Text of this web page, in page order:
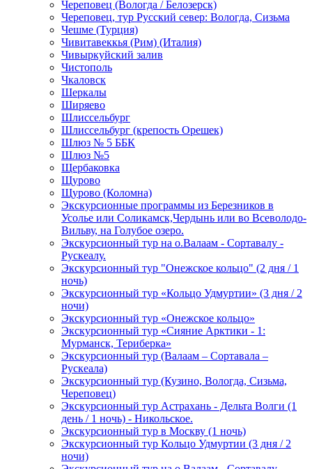
Череповец (Вологда / Белозерск)
Череповец, тур Русский север: Вологда, Сизьма
Чешме (Турция)
Чивитавеккья (Рим) (Италия)
Чивыркуйский залив
Чистополь
Чкаловск
Шеркалы
Ширяево
Шлиссельбург
Шлиссельбург (крепость Орешек)
Шлюз № 5 ББК
Шлюз №5
Щербаковка
Щурово
Щурово (Коломна)
Экскурсионные программы из Березников в
Усолье или Соликамск,Чердынь или во Всеволодо-
Вильву, на Голубое озеро.
Экскурсионный тур на о.Валаам - Сортавалу -
Рускеалу.
Экскурсионный тур "Онежское кольцо" (2 дня / 1
ночь)
Экскурсионный тур «Кольцо Удмуртии» (3 дня / 2
ночи)
Экскурсионный тур «Онежское кольцо»
Экскурсионный тур «Сияние Арктики - 1:
Мурманск, Териберка»
Экскурсионный тур (Валаам – Сортавала –
Рускеала)
Экскурсионный тур (Кузино, Вологда, Сизьма,
Череповец)
Экскурсионный тур Астрахань - Дельта Волги (1
день / 1 ночь) - Никольское.
Экскурсионный тур в Москву (1 ночь)
Экскурсионный тур Кольцо Удмуртии (3 дня / 2
ночи)